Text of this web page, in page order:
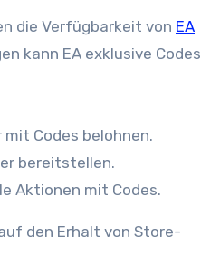
die Verfügbarkeit von EA
kann EA exklusive Codes
Codes belohnen.
bereitstellen.
Aktionen mit Codes.
den Erhalt von Store-